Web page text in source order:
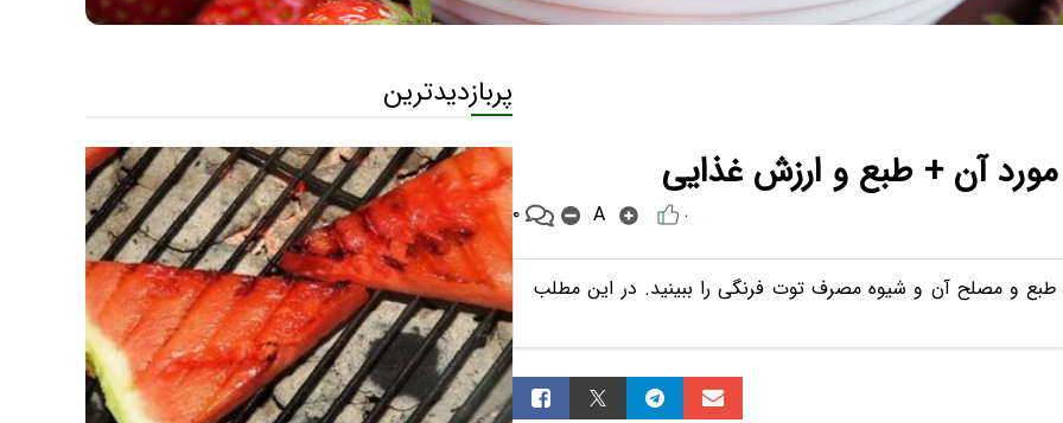
آن + طبع و ارزش غذایی
۰ A ۰
و مصلح آن و شیوه مصرف توت فرنگی را ببینید. در این مطلب
پربازدیدترین